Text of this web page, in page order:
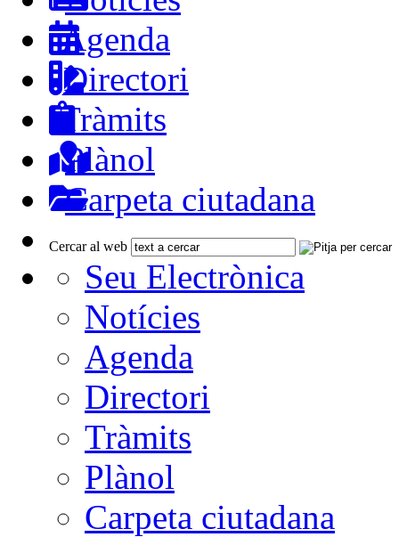
Agenda
Directori
Tràmits
Plànol
Carpeta ciutadana
Cercar al web
Seu Electrònica
Notícies
Agenda
Directori
Tràmits
Plànol
Carpeta ciutadana